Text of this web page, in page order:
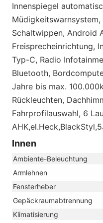
Innenspiegel
Schaltwippen, Android
Freisprecheinrichtung,
Typ-C, Radio
Bluetooth,
Jahre bis max.
Rückleuchten,
Fahrprofilauswahl, 6
Innen
Ambiente-Beleuchtung
Armlehnen
Fensterheber
Gepäckraumabtrennung
Klimatisierung